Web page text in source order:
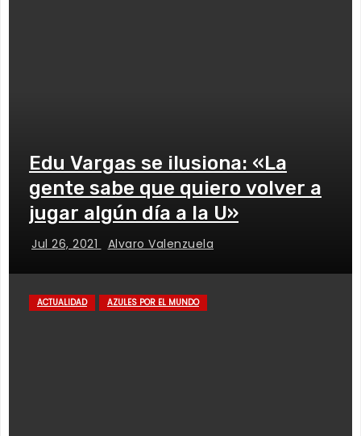
Edu Vargas se ilusiona: «La
gente sabe que quiero volver a
jugar algún día a la U»
Jul 26, 2021 Alvaro Valenzuela
ACTUALIDAD AZULES POR EL MUNDO